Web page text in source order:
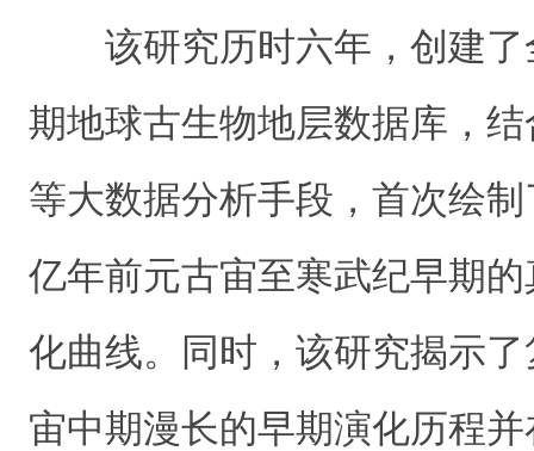
该研究历时六年，创建
期地球古生物地层数据库，
等大数据分析手段，首次绘
亿年前元古宙至寒武纪早期
化曲线。同时，该研究揭示
宙中期漫长的早期演化历程